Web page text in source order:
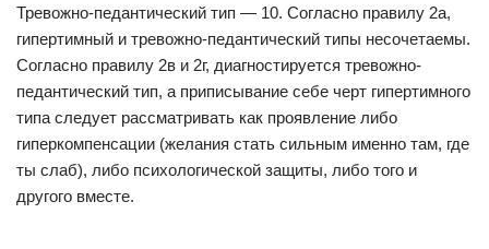
Тревожно-педантический тип — 10. Согласно правилу 2а,
гипертимный и тревожно-педантический типы несочетаемы.
Согласно правилу 2в и 2г, диагностируется тревожно-
педантический тип, а приписывание себе черт гипертимного
типа следует рассматривать как проявление либо
гиперкомпенсации (желания стать сильным именно там, где
ты слаб), либо психологической защиты, либо того и
другого вместе.